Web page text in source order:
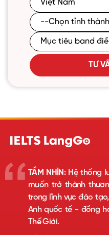
TƯ
TẦM NHÌN:Hệ thống
muốn trở thành
trong lĩnh vực đào
Anh quốc tế - đồng
Thế Giới.